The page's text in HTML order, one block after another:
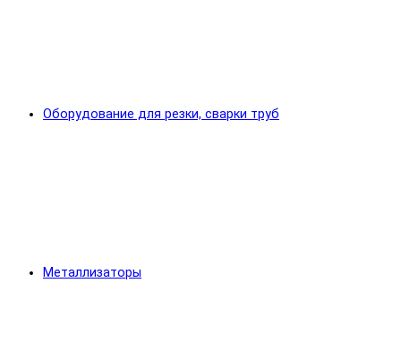
Оборудование для резки, сварки труб
Металлизаторы